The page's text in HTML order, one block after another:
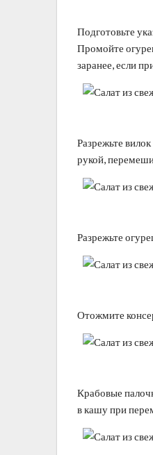
Подготовьте
Промойте
заранее, если
Разрежьте
рукой,
Разрежьте
Отожмите
Крабовые
в кашу при